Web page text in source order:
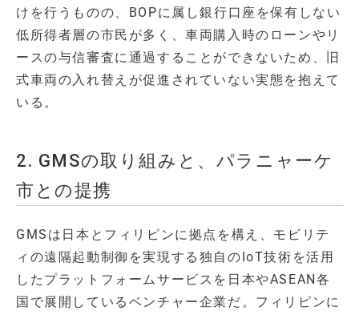
けを行うものの、BOPに属し銀行口座を保有しない
低所得者層の市民が多く、車両購入時のローンやリ
ースの与信審査に通過することができないため、旧
式車両の入れ替えが促進されていない実態を抱えて
いる。
2. GMSの取り組みと、パラニャーケ
市との提携
GMSは日本とフィリピンに拠点を構え、モビリテ
ィの遠隔起動制御を実現する独自のIoT技術を活用
したプラットフォームサービスを日本やASEAN各
国で展開しているベンチャー企業だ。フィリピンに